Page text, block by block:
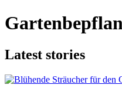
Latest stories